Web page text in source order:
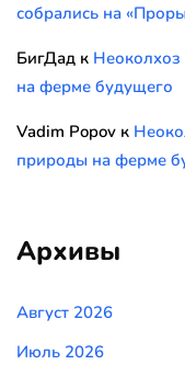
собрались на
БигДад к
на ферме будущего
Vadim Popov к
природы на ферме
Архивы
Август 2026
Июль 2026